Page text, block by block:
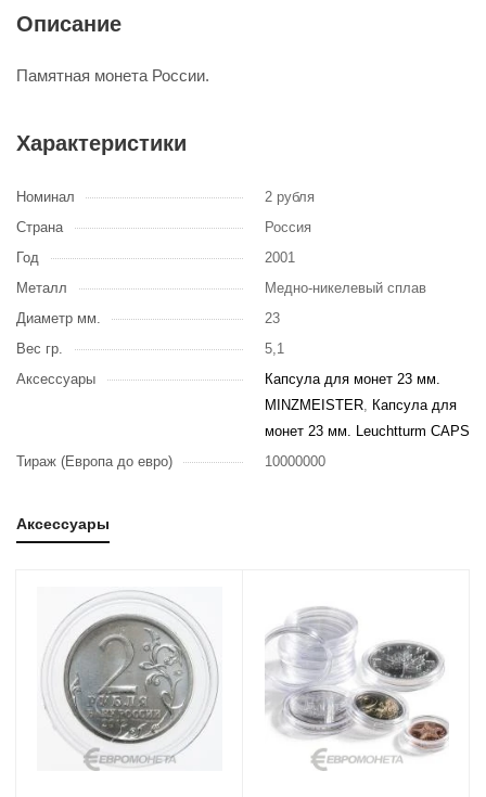
Описание
Памятная монета России.
Характеристики
Номинал
2 рубля
Страна
Россия
Год
2001
Металл
Медно-никелевый сплав
Диаметр мм.
23
Вес гр.
5,1
Аксессуары
Капсула для монет 23 мм.
MINZMEISTER, Капсула для
монет 23 мм. Leuchtturm CAPS
Тираж (Европа до евро)
10000000
Аксессуары